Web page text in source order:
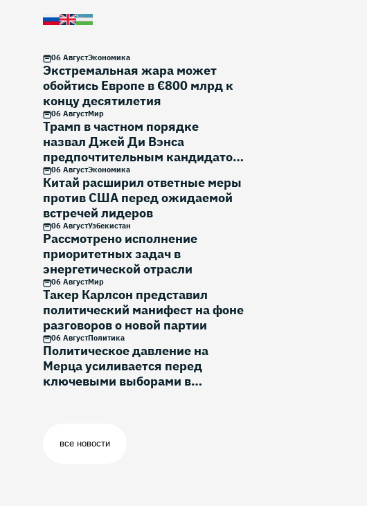
06 АвгустЭкономика
Экстремальная жара может
обойтись Европе в €800 млрд к
концу десятилетия
06 АвгустМир
Трамп в частном порядке
назвал Джей Ди Вэнса
предпочтительным кандидатом
на выборы 2028 года
06 АвгустЭкономика
Китай расширил ответные меры
против США перед ожидаемой
встречей лидеров
06 АвгустУзбекистан
Рассмотрено исполнение
приоритетных задач в
энергетической отрасли
06 АвгустМир
Такер Карлсон представил
политический манифест на фоне
разговоров о новой партии
06 АвгустПолитика
Политическое давление на
Мерца усиливается перед
ключевыми выборами в
все новости